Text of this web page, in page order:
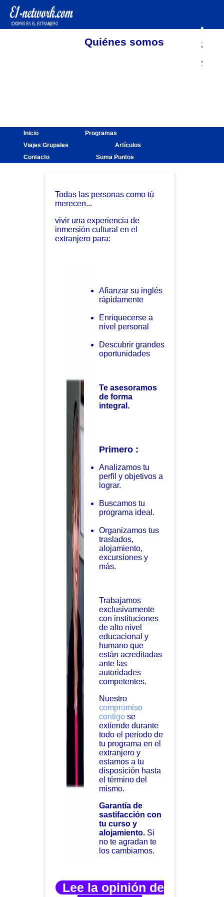
Quiénes somos
Inicio
Programas
Viajes Grupales
Artículos
Contacto
Suma Puntos
Todas las personas como tú
merecen...
vivir una experiencia de
inmersión cultural en el
extranjero para:
Afianzar su inglés
rápidamente
Enriquecerse a
nivel personal
Descubrir grandes
oportunidades
Te asesoramos
de forma
integral.
Primero :
Analizamos tu
perfil y objetivos a
lograr.
Buscamos tu
programa ideal.
Organizamos tus
traslados,
alojamiento,
excursiones y
más.
Trabajamos
exclusivamente
con instituciones
de alto nivel
educacional y
humano que
están acreditadas
ante las
autoridades
competentes.
Nuestro
compromiso
contigose
extiende durante
todo el período de
tu programa en el
extranjero y
estamos a tu
disposición hasta
el término del
mismo.
Garantía de
sastifacción con
tu curso y
alojamiento.Si
no te agradan te
los cambiamos.
Lee la opinión de